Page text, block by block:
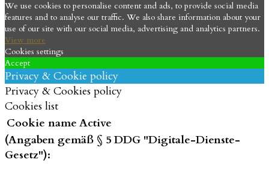
We use cookies to personalise content and ads, to provide social media
features and to analyse our traffic. We also share information about your
use of our site with our social media, advertising and analytics partners.
View more
Cookies settings
Accept
Privacy & Cookie policy
Privacy & Cookies policy
Cookies list
Cookie name Active
(Angaben gemäß § 5 DDG "Digitale-Dienste-
Gesetz"):